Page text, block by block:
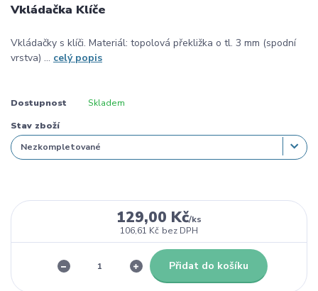
Vkládačka Klíče
Vkládačky s klíči. Materiál: topolová překližka o tl. 3 mm (spodní
vrstva) ... celý popis
Dostupnost Skladem
Stav zboží
129,00 Kč/ks
106,61 Kč bez DPH
Přidat do košíku